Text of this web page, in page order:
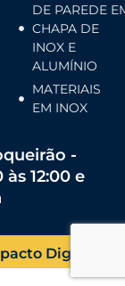
DE PAREDE
CHAPA DE
INOX E
ALUMÍNIO
MATERIAIS
EM INOX
-
às 12:00 e
Digital